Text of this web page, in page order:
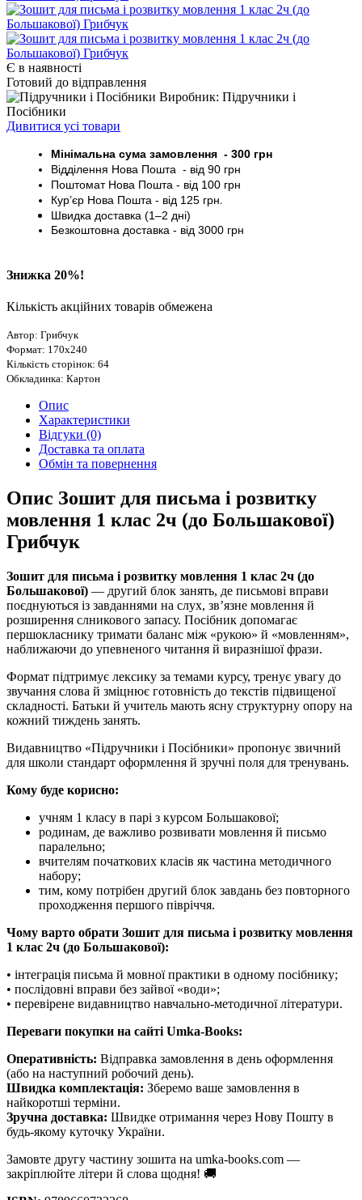
Є в наявності
Готовий до відправлення
Виробник: Підручники і
Посібники
Дивитися усі товари
Мінімальна сума замовлення - 300 грн
Відділення Нова Пошта - від 90 грн
ПоштоматНова Пошта - від 100 грн
Кур’єр Нова Пошта - від 125 грн.
Швидка доставка (1–2 дні)
Безкоштовна доставка - від 3000 грн
Знижка 20%!
Кількість акційних товарів обмежена
Автор: Грибчук
Формат: 170х240
Кількість сторінок: 64
Обкладинка: Картон
Опис
Характеристики
Відгуки (0)
Доставка та оплата
Обмін та повернення
Опис Зошит для письма і розвитку
мовлення 1 клас 2ч (до Большакової)
Грибчук
Зошит для письма і розвитку мовлення 1 клас 2ч (до
Большакової) — другий блок занять, де письмові вправи
поєднуються із завданнями на слух, зв’язне мовлення й
розширення слникового запасу. Посібник допомагає
першокласнику тримати баланс між «рукою» й «мовленням»,
наближаючи до упевненого читання й виразнішої фрази.
Формат підтримує лексику за темами курсу, тренує увагу до
звучання слова й зміцнює готовність до текстів підвищеної
складності. Батьки й учитель мають ясну структурну опору на
кожний тиждень занять.
Видавництво «Підручники і Посібники» пропонує звичний
для школи стандарт оформлення й зручні поля для тренувань.
Кому буде корисно:
учням 1 класу в парі з курсом Большакової;
родинам, де важливо розвивати мовлення й письмо
паралельно;
вчителям початкових класів як частина методичного
набору;
тим, кому потрібен другий блок завдань без повторного
проходження першого півріччя.
Чому варто обрати Зошит для письма і розвитку мовлення
1 клас 2ч (до Большакової):
• інтеграція письма й мовної практики в одному посібнику;
• послідовні вправи без зайвої «води»;
• перевірене видавництво навчально-методичної літератури.
Переваги покупки на сайті Umka-Books:
Оперативність: Відправка замовлення в день оформлення
(або на наступний робочий день).
Швидка комплектація: Зберемо ваше замовлення в
найкоротші терміни.
Зручна доставка: Швидке отримання через Нову Пошту в
будь-якому куточку України.
Замовте другу частину зошита на umka-books.com —
закріплюйте літери й слова щодня! 🚚